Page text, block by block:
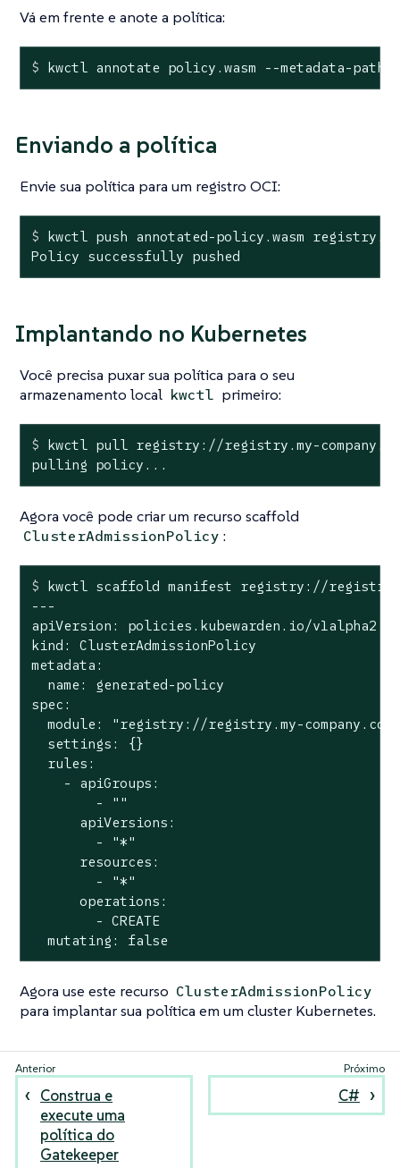
Vá em frente e anote a política:
$ kwctl annotate policy.wasm --metadata-path
Enviando a política
Envie sua política para um registro OCI:
$ kwctl push annotated-policy.wasm
Policy successfully pushed
Implantando no Kubernetes
Você precisa puxar sua política para o seu
armazenamento local kwctl primeiro:
$ kwctl pull registry://registry.my-
pulling policy...
Agora você pode criar um recurso scaffold
ClusterAdmissionPolicy :
$ kwctl scaffold manifest registry://
---
apiVersion: policies.kubewarden.io/v1alpha2
kind: ClusterAdmissionPolicy
metadata:
  name: generated-policy
spec:
module: "registry://registry.my-
  settings: {}
  rules:
    - apiGroups:
        - ""
      apiVersions:
        - "*"
      resources:
        - "*"
      operations:
        - CREATE
  mutating: false
Agora use este recurso ClusterAdmissionPolicy
para implantar sua política em um cluster Kubernetes.
Construa e
execute uma
política do
Gatekeeper
C#